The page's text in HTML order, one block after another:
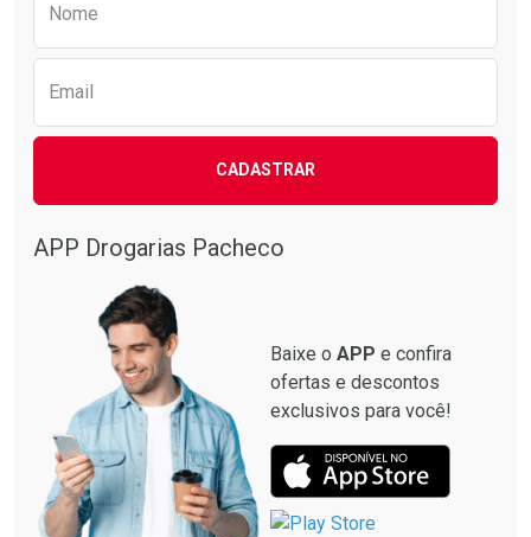
Nome
Email
CADASTRAR
APP Drogarias Pacheco
Baixe o APP e confira
ofertas e descontos
exclusivos para você!